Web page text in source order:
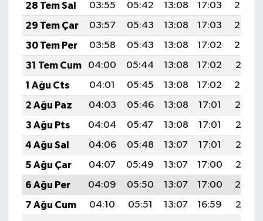
28 Tem Sal
03:55 05:42 13:08 17:03
20:24
29 Tem Çar
03:57 05:43 13:08 17:03
20:23
30 Tem Per
03:58 05:43 13:08 17:02
20:22
31 Tem Cum
04:00 05:44 13:08 17:02
20:21
1 Ağu Cts
04:01 05:45 13:08 17:02
20:20
2 Ağu Paz
04:03 05:46 13:08 17:01
20:19
3 Ağu Pts
04:04 05:47 13:08 17:01
20:18
4 Ağu Sal
04:06 05:48 13:07 17:01
20:17
5 Ağu Çar
04:07 05:49 13:07 17:00
20:16
6 Ağu Per
04:09 05:50 13:07 17:00
20:14
7 Ağu Cum
04:10 05:51 13:07 16:59
20:13